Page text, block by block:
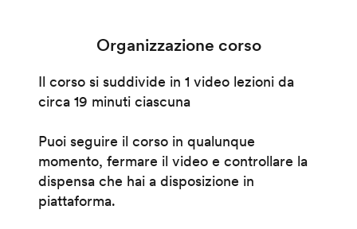
Organizzazione corso
Il corso si suddivide in 1 video lezioni da
circa 19 minuti ciascuna
Puoi seguire il corso in qualunque
momento, fermare il video e controllare la
dispensa che hai a disposizione in
piattaforma.